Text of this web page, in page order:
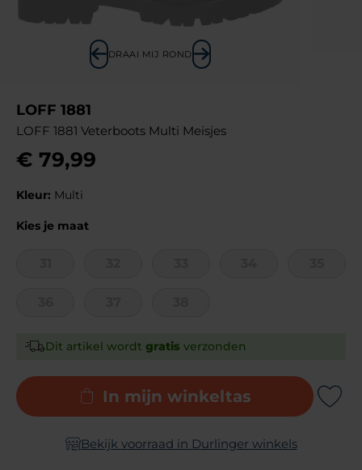
DRAAI MIJ ROND
LOFF 1881
LOFF 1881 Veterboots Multi Meisjes
€ 79,99
Kleur: Multi
Kies je maat
Dit artikel wordt gratis verzonden
In mijn winkeltas Add to
Bekijk voorraad in Durlinger winkels